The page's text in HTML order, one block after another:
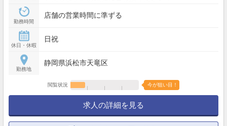
勤務時間
店舗の営業時間に準ずる
休日・休暇
日祝
勤務地
静岡県浜松市天竜区
閲覧状況 今が狙い目！
求人の詳細を見る